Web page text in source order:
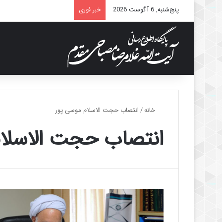
پنج‌شنبه, 6 آگوست 2026 خبر فوری
خانه/انتصاب حجت الاسلام موسی پور
انتصاب حجت